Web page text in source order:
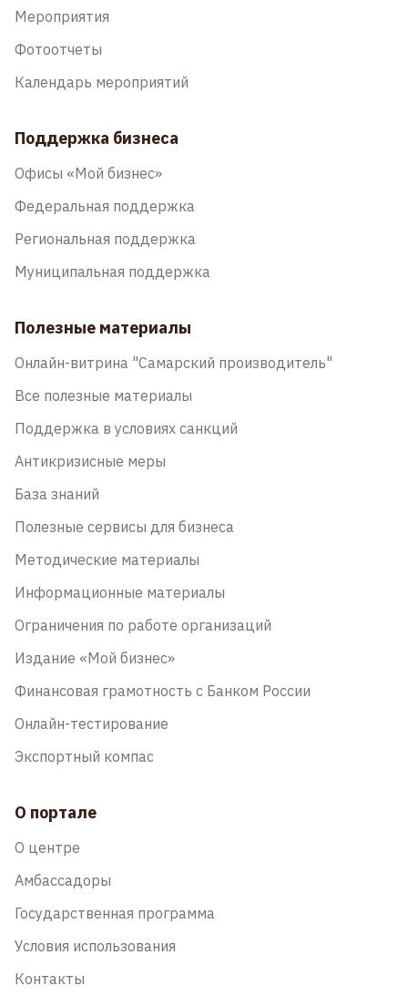
Мероприятия
Фотоотчеты
Календарь мероприятий
Поддержка бизнеса
Офисы «Мой бизнес»
Федеральная поддержка
Региональная поддержка
Муниципальная поддержка
Полезные материалы
Онлайн-витрина "Самарский производитель"
Все полезные материалы
Поддержка в условиях санкций
Антикризисные меры
База знаний
Полезные сервисы для бизнеса
Методические материалы
Информационные материалы
Ограничения по работе организаций
Издание «Мой бизнес»
Финансовая грамотность с Банком России
Онлайн-тестирование
Экспортный компас
О портале
О центре
Амбассадоры
Государственная программа
Условия использования
Контакты